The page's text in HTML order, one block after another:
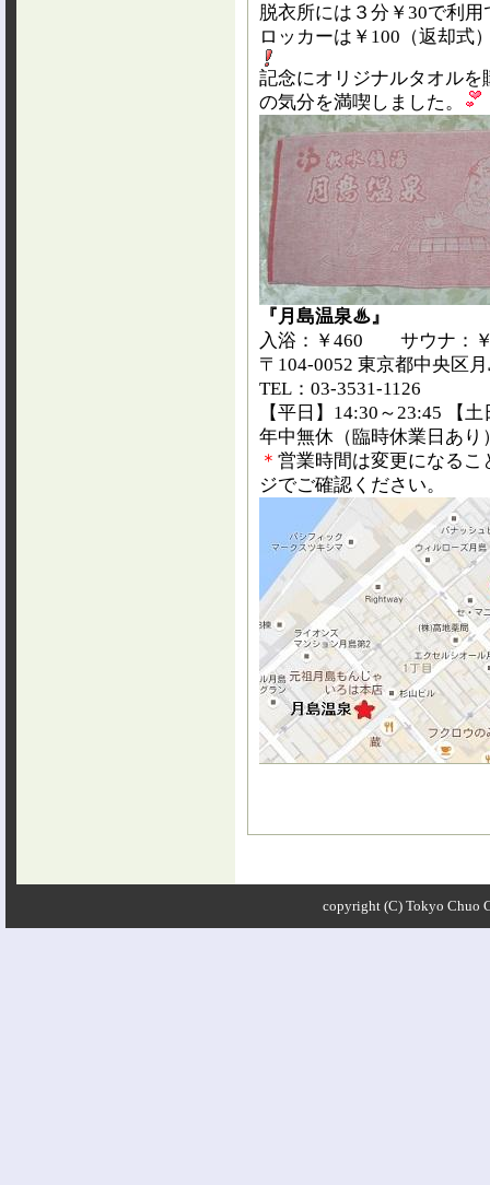
脱衣所には３分￥30で利
ロッカーは￥100（返却式
記念にオリジナルタオル
の気分を満喫しました。
『月島温泉♨』
入浴：￥460 サウナ：
〒104-0052 東京都中央区
TEL：03-3531-1126
【平日】14:30～23:45 【
年中無休（臨時休業日あ
＊ 営業時間は変更になる
ジでご確認ください。
copyright (C) Tokyo Chuo